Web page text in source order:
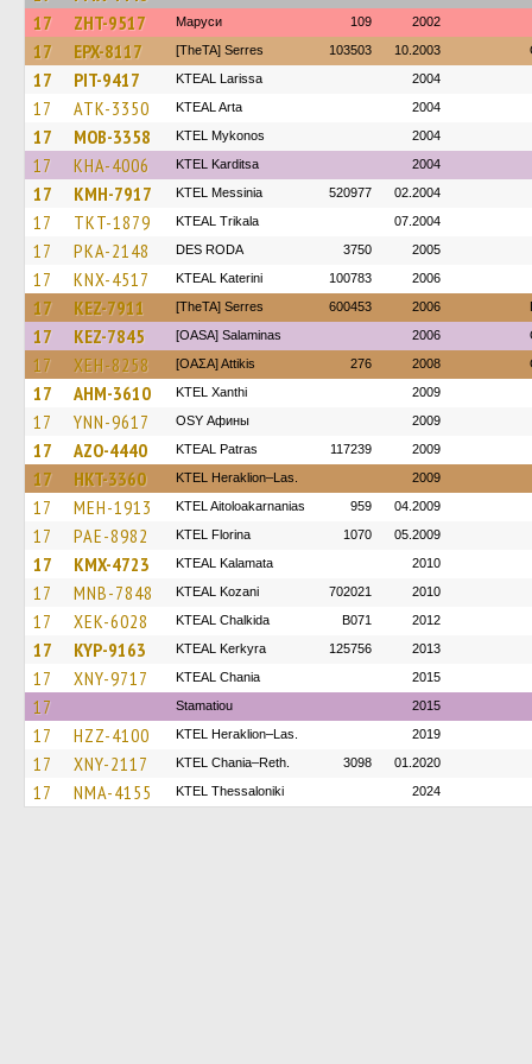
17
ZHT-9517 Маруси 109 2002
17 EPX-8117 [TheTA] Serres 103503 10.2003
17 PIT-9417 KTEAL Larissa 2004
17 ATK-3350 KTEAL Arta 2004
17 MOB-3358 KTEL Mykonos 2004
17 KHA-4006 ΚΤΕL Karditsa 2004
17 KMH-7917 KTEL Messinia 520977 02.2004
17 TKT-1879 KTEAL Trikala 07.2004
17 PKA-2148 DES RODA 3750 2005
17 KNX-4517 KTEAL Katerini 100783 2006
17 KEZ-7911 [TheTA] Serres 600453 2006
17 KEZ-7845 [OASA] Salaminas 2006
17 XEH-8258 [ΟΑΣΑ] Αttikis 276 2008
17 AHM-3610 KTEL Xanthi 2009
17 YNN-9617 OSY Афины 2009
17 AZO-4440 KTEAL Patras 117239 2009
17 HKT-3360 KTEL Heraklion–Las. 2009
17 MEH-1913 KTEL Aitoloakarnanias 959 04.2009
17 PAE-8982 KTEL Florina 1070 05.2009
17 KMX-4723 KTEAL Kalamata 2010
17 MNB-7848 KTEAL Kozani 702021 2010
17 XEK-6028 KTEAL Chalkida B071 2012
17 KYP-9163 KTEAL Kerkyra 125756 2013
17 XNY-9717 KTEAL Chania 2015
17 Stamatiou 2015
17 HZZ-4100 KTEL Heraklion–Las. 2019
17 XNY-2117 KTEL Chania–Reth. 3098 01.2020
17 NMA-4155 KTEL Thessaloniki 2024